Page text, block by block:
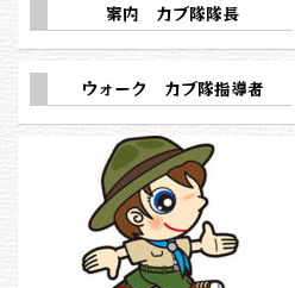
案内 カブ隊隊長
ウォーク カブ隊指導者